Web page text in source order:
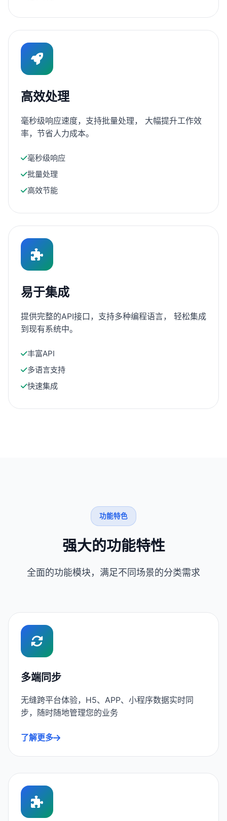
高效处理
毫秒级响应速度，支持批量处理， 大幅提升工作效
率，节省人力成本。
毫秒级响应
批量处理
高效节能
易于集成
提供完整的API接口，支持多种编程语言， 轻松集成
到现有系统中。
丰富API
多语言支持
快速集成
功能特色
强大的功能特性
全面的功能模块，满足不同场景的分类需求
多端同步
无缝跨平台体验，H5、APP、小程序数据实时同
步，随时随地管理您的业务
了解更多